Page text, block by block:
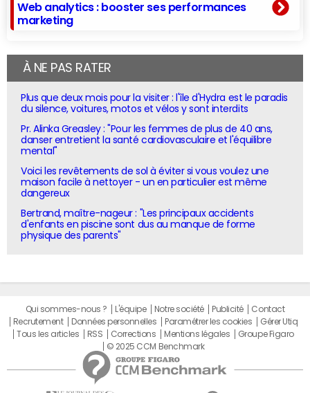
Web analytics : booster ses performances
marketing
À NE PAS RATER
Plus que deux mois pour la visiter : l'île d'Hydra est le paradis
du silence, voitures, motos et vélos y sont interdits
Pr. Alinka Greasley : "Pour les femmes de plus de 40 ans,
danser entretient la santé cardiovasculaire et l'équilibre
mental"
Voici les revêtements de sol à éviter si vous voulez une
maison facile à nettoyer - un en particulier est même
dangereux
Bertrand, maître-nageur : "Les principaux accidents
d'enfants en piscine sont dus au manque de forme
physique des parents"
Qui sommes-nous ? L'équipe Notre société Publicité
Contact
Recrutement
Données personnelles Paramétrer les cookies
Gérer Utiq
Tous les articles
RSS Corrections Mentions légales
Groupe Figaro
© 2025 CCM Benchmark